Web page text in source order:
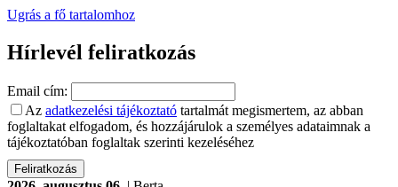
Ugrás a fő tartalomhoz
Hírlevél feliratkozás
Email cím:
Az adatkezelési tájékoztató tartalmát megismertem, az abban
foglaltakat elfogadom, és hozzájárulok a személyes adataimnak a
tájékoztatóban foglaltak szerinti kezeléséhez